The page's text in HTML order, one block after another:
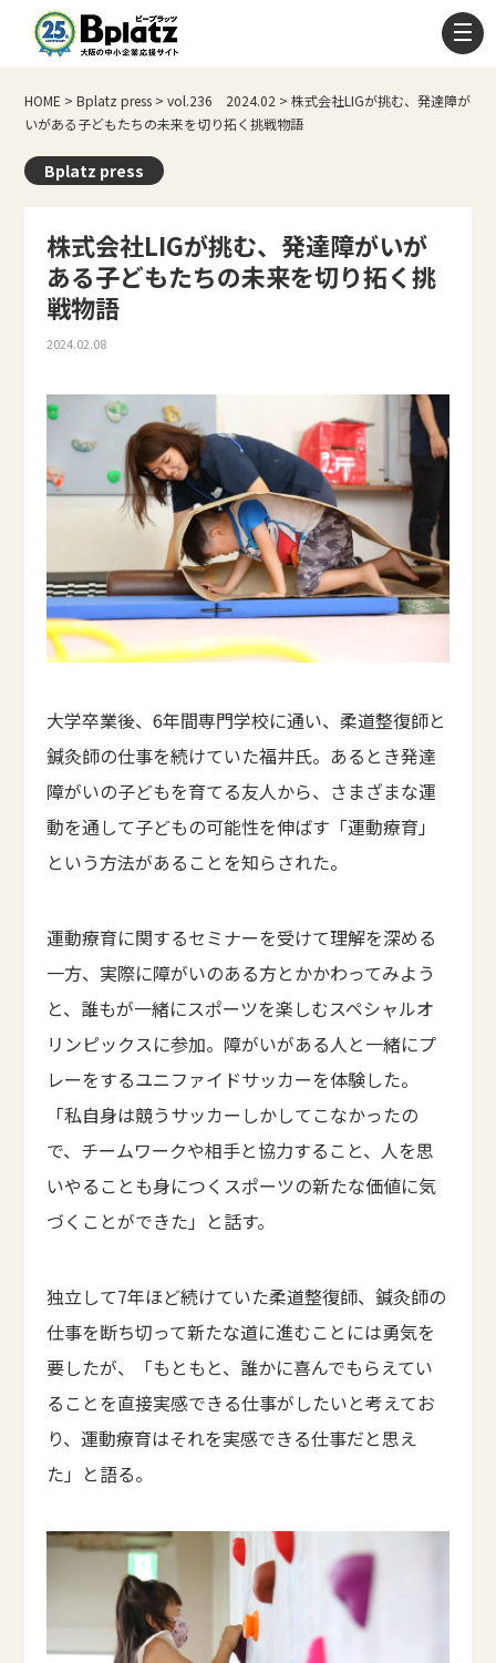
HOME >Bplatz press >vol.236 2024.02 >株式会社LIGが挑む、発達障が
いがある子どもたちの未来を切り拓く挑戦物語
Bplatz press
株式会社LIGが挑む、発達障がいが
ある子どもたちの未来を切り拓く挑
戦物語
2024.02.08
大学卒業後、6年間専門学校に通い、柔道整復師と
鍼灸師の仕事を続けていた福井氏。あるとき発達
障がいの子どもを育てる友人から、さまざまな運
動を通して子どもの可能性を伸ばす「運動療育」
という方法があることを知らされた。
運動療育に関するセミナーを受けて理解を深める
一方、実際に障がいのある方とかかわってみよう
と、誰もが一緒にスポーツを楽しむスペシャルオ
リンピックスに参加。障がいがある人と一緒にプ
レーをするユニファイドサッカーを体験した。
「私自身は競うサッカーしかしてこなかったの
で、チームワークや相手と協力すること、人を思
いやることも身につくスポーツの新たな価値に気
づくことができた」と話す。
独立して7年ほど続けていた柔道整復師、鍼灸師の
仕事を断ち切って新たな道に進むことには勇気を
要したが、「もともと、誰かに喜んでもらえてい
ることを直接実感できる仕事がしたいと考えてお
り、運動療育はそれを実感できる仕事だと思え
た」と語る。